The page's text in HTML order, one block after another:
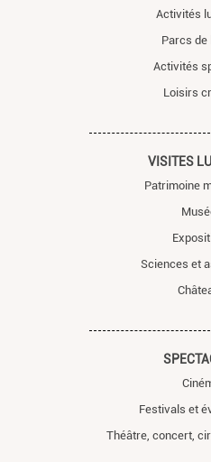
Activités
Parcs de
Activités
Loisirs
VISITES
Patrimoine
Sciences et
Festivals et
Théâtre, concert,